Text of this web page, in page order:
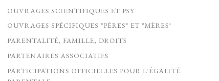
OUVRAGES SCIENTIFIQUES ET PSY
OUVRAGES SPÉCIFIQUES "PÈRES" ET "MÈRES"
PARENTALITÉ, FAMILLE, DROITS
PARTENAIRES ASSOCIATIFS
PARTICIPATIONS OFFICIELLES POUR L'ÉGALITÉ